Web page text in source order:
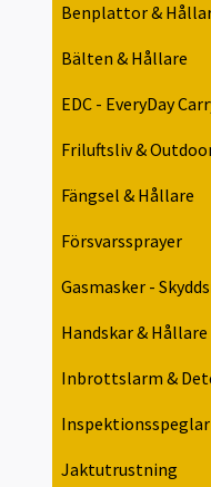
Benplattor &
Bälten & Hållare
EDC - EveryDay
Friluftsliv &
Fängsel & Hållare
Försvarssprayer
Gasmasker -
Handskar & Hållare
Inbrottslarm &
Inspektionsspeglar
Jaktutrustning